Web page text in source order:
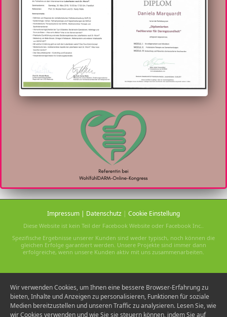
Impressum | Datenschutz | Cookie Einstellung
Diese Website ist kein Teil der Facebook Website oder Facebook Inc..
Spezifische Ergebnisse unserer Kunden sind weder typisch, noch können die
gleichen Erfolge garantiert werden. Unsere Projekte sind immer dann
erfolgreiche, wenn unsere Kunden aktiv mit uns zusammenarbeiten.
Wir verwenden Cookies, um Ihnen eine bessere Browser-Erfahrung zu
bieten, Inhalte und Anzeigen zu personalisieren, Funktionen für soziale
Medien bereitzustellen und unseren Traffic zu analysieren. Lesen Sie, wie
wir Cookies verwenden und wie Sie sie steuern können, indem Sie auf